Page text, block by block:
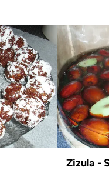
Zizula -